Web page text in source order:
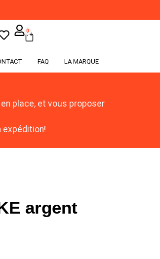
FAQ LA MARQUE
0
place, et vous proposer
expédition!
argent